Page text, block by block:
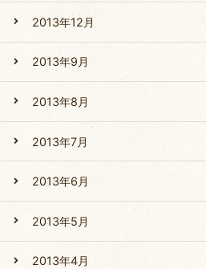
2013年12月
2013年9月
2013年8月
2013年7月
2013年6月
2013年5月
2013年4月